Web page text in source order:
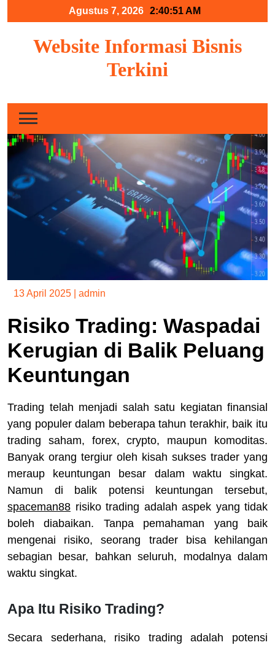
Agustus 7, 2026 2:40:52 AM
Website Informasi Bisnis
Terkini
13 April 2025 admin
Risiko Trading: Waspadai
Kerugian di Balik Peluang
Keuntungan
Trading telah menjadi salah satu kegiatan finansial
yang populer dalam beberapa tahun terakhir, baik itu
trading saham, forex, crypto, maupun komoditas.
Banyak orang tergiur oleh kisah sukses trader yang
meraup keuntungan besar dalam waktu singkat.
Namun di balik potensi keuntungan tersebut,
spaceman88 risiko trading adalah aspek yang tidak
boleh diabaikan. Tanpa pemahaman yang baik
mengenai risiko, seorang trader bisa kehilangan
sebagian besar, bahkan seluruh, modalnya dalam
waktu singkat.
Apa Itu Risiko Trading?
Secara sederhana, risiko trading adalah potensi